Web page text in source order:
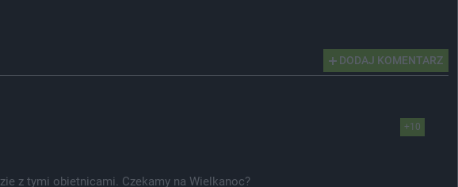
DODAJ KOMENTARZ
+10
z tymi obietnicami. Czekamy na Wielkanoc?